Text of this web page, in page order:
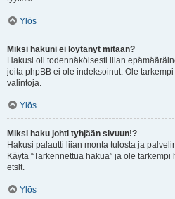
Ylös
Miksi hakuni ei löytänyt mitään?
Hakusi oli todennäköisesti liian
joita phpBB ei ole indeksoinut. Ole
valintoja.
Ylös
Miksi haku johti tyhjään sivuun!?
Hakusi palautti liian monta tulosta ja
Käytä “Tarkennettua hakua” ja ole
etsit.
Ylös